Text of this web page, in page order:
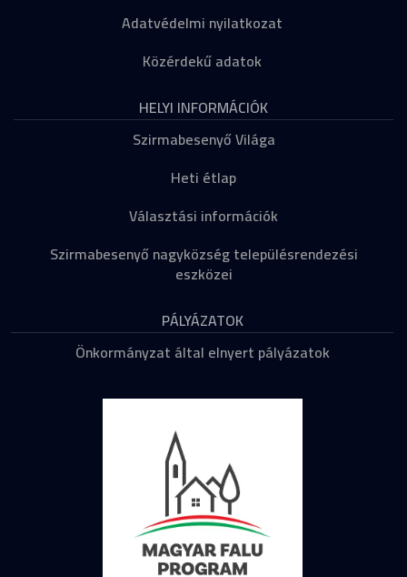
Adatvédelmi nyilatkozat
Közérdekű adatok
HELYI INFORMÁCIÓK
Szirmabesenyő Világa
Heti étlap
Választási információk
Szirmabesenyő nagyközség településrendezési
eszközei
PÁLYÁZATOK
Önkormányzat által elnyert pályázatok